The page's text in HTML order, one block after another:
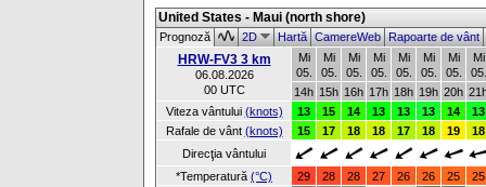
United States - Maui (north shore)
Prognoză 2D HartăCamereWebRapoarte de vânt
HRW-FV3 3 km
06.08.2026
00 UTC
Mi
05.
Mi
05.
Mi
05.
Mi
05.
Mi
05.
Mi
05.
Mi
05.
Mi
05.
14h 15h 16h 17h 18h 19h 20h
Viteza vântului (knots) 13 15 14 13 13 13 14
13
Rafale de vânt (knots) 15 17 18 18 17 18 19
18
Direcţia vântului
*Temperatură (°C) 29 28 28 27 26 26 25 25